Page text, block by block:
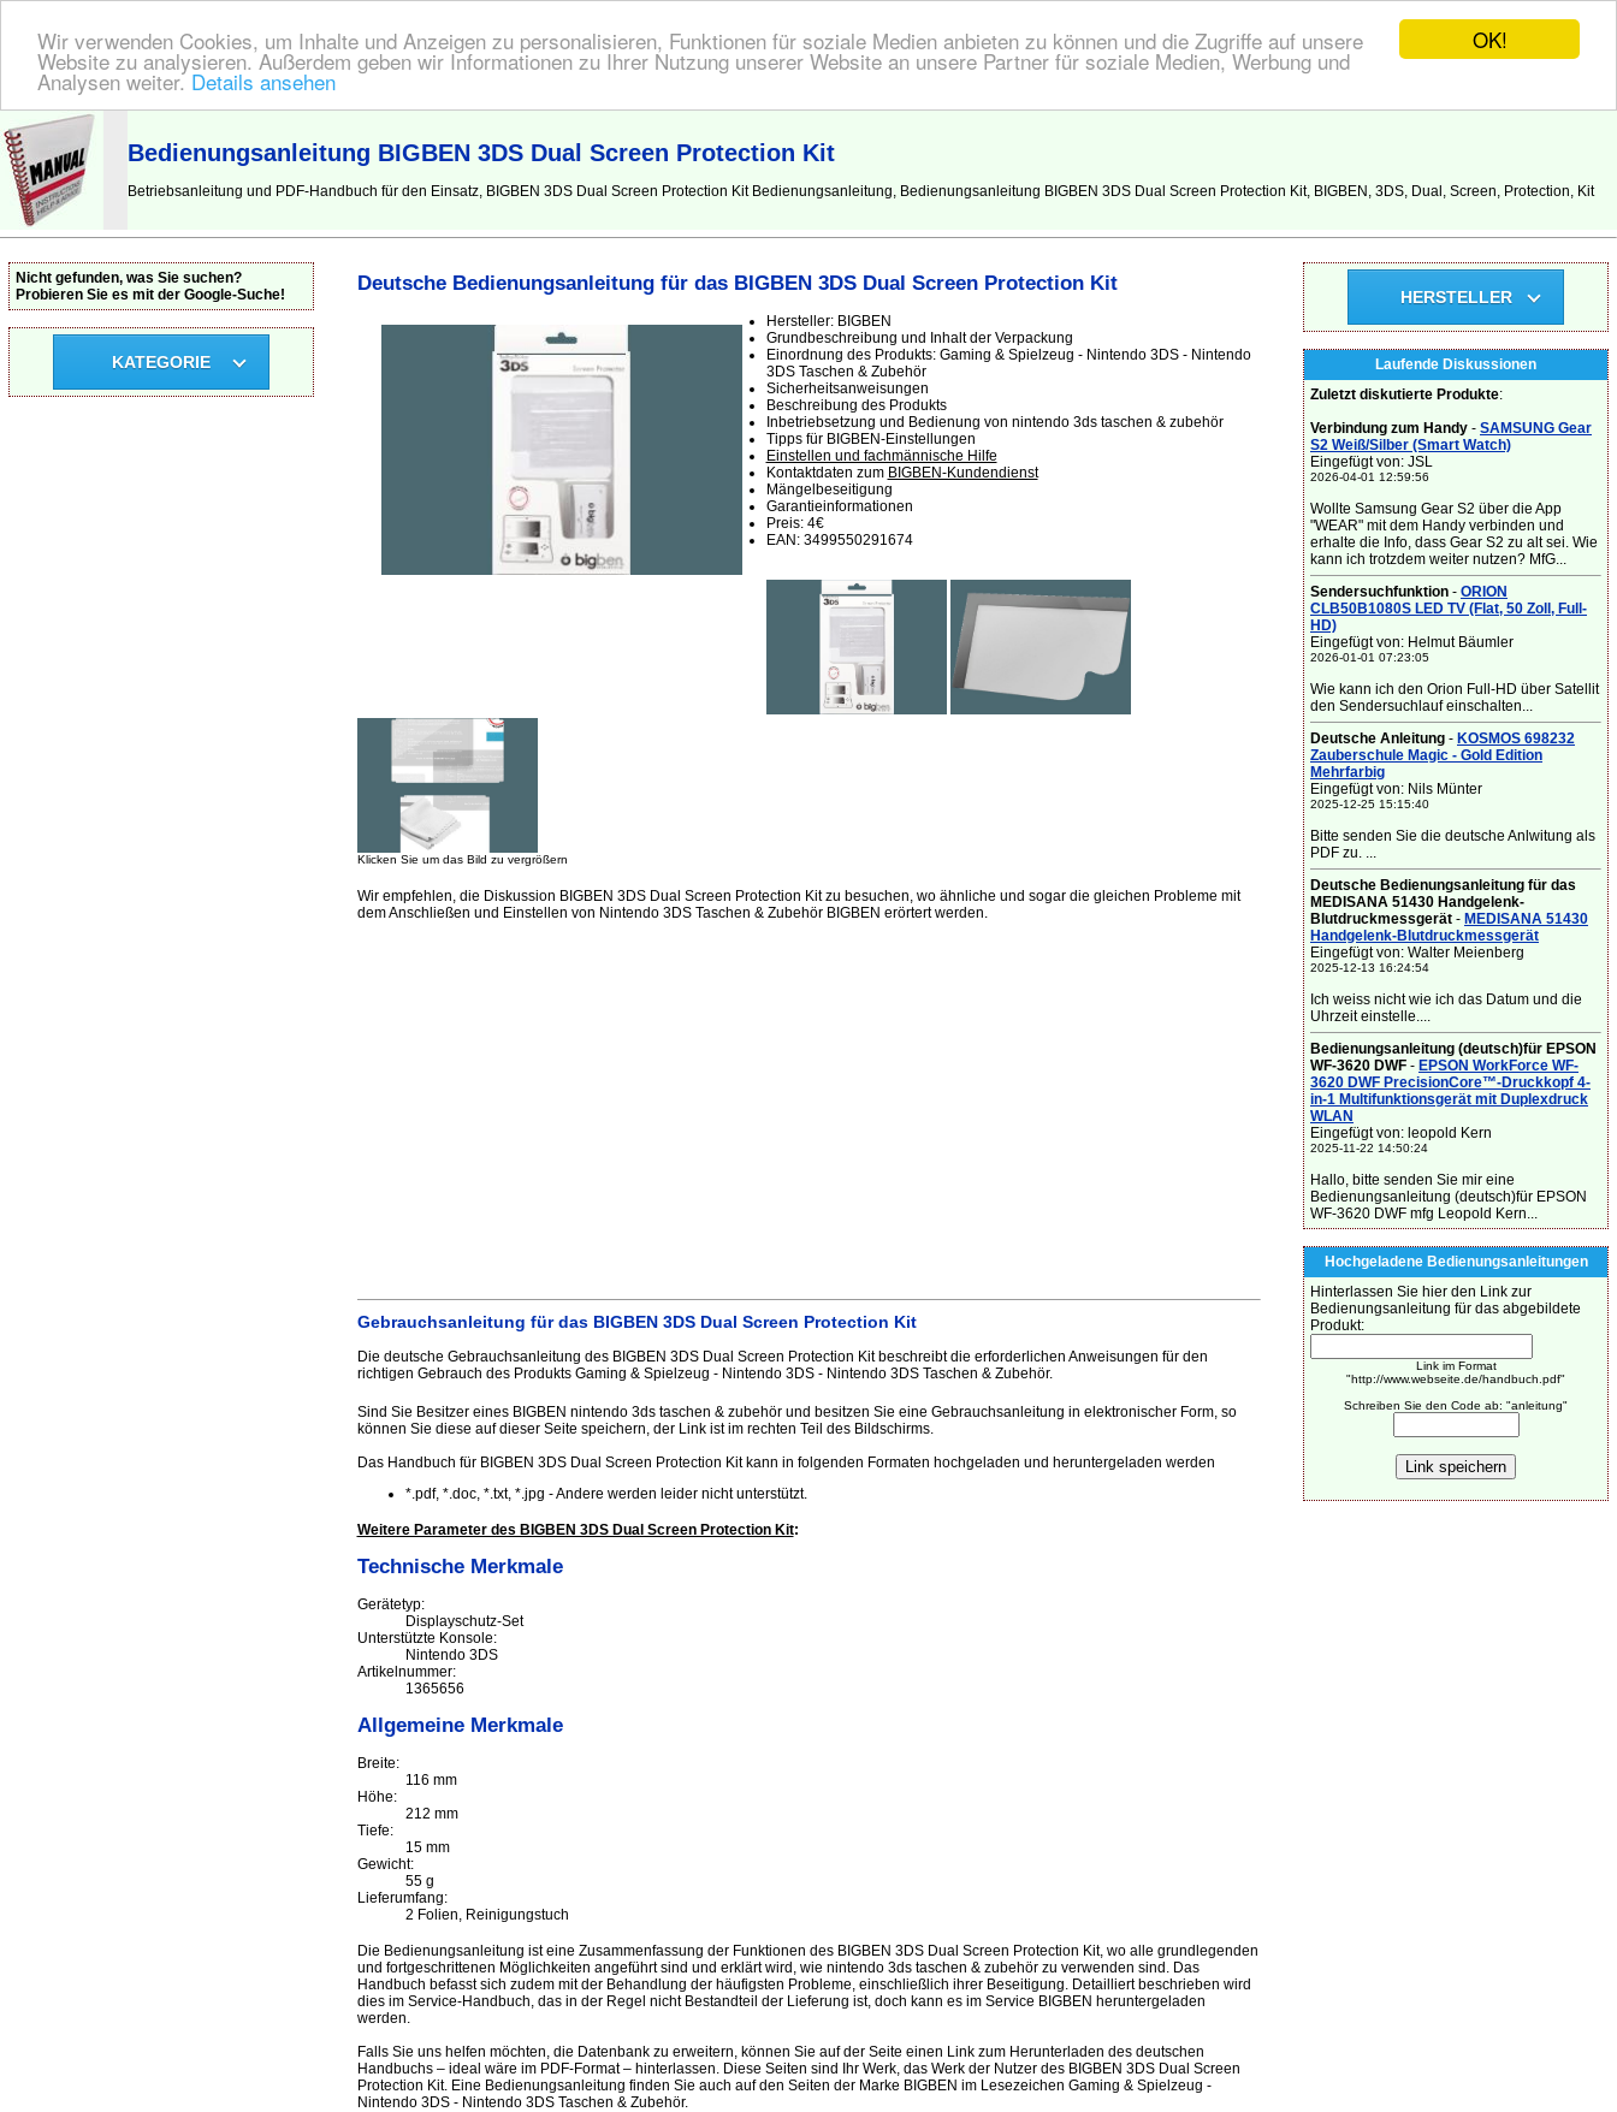
OK!
Wir verwenden Cookies, um Inhalte und Anzeigen zu personalisieren, Funktionen für soziale Medien anbieten zu können und die Zugriffe auf unsere
Website zu analysieren. Außerdem geben wir Informationen zu Ihrer Nutzung unserer Website an unsere Partner für soziale Medien, Werbung und
Analysen weiter. Details ansehen
BEDIENUNGSANLEITUNG | Hier finden Sie die deutsche Anleitung!
Bedienungsanleitung BIGBEN 3DS Dual Screen Protection Kit
Betriebsanleitung und PDF-Handbuch für den Einsatz, BIGBEN 3DS Dual Screen Protection Kit Bedienungsanleitung, Bedienungsanleitung BIGBEN 3DS Dual Screen Protection Kit, BIGBEN, 3DS, Dual, Screen, Protection, Kit
Deutsche Bedienungsanleitung für das BIGBEN 3DS Dual Screen Protection Kit
Hersteller: BIGBEN
Grundbeschreibung und Inhalt der Verpackung
Einordnung des Produkts: Gaming & Spielzeug - Nintendo 3DS - Nintendo
3DS Taschen & Zubehör
Sicherheitsanweisungen
Beschreibung des Produkts
Inbetriebsetzung und Bedienung von nintendo 3ds taschen & zubehör
Tipps für BIGBEN-Einstellungen
Einstellen und fachmännische Hilfe
Kontaktdaten zum BIGBEN-Kundendienst
Mängelbeseitigung
Garantieinformationen
Preis: 4€
EAN: 3499550291674
Klicken Sie um das Bild zu vergrößern
Wir empfehlen, die Diskussion BIGBEN 3DS Dual Screen Protection Kit zu besuchen, wo ähnliche und sogar die gleichen Probleme mit
dem Anschließen und Einstellen von Nintendo 3DS Taschen & Zubehör BIGBEN erörtert werden.
Gebrauchsanleitung für das BIGBEN 3DS Dual Screen Protection Kit
Die deutsche Gebrauchsanleitung des BIGBEN 3DS Dual Screen Protection Kit beschreibt die erforderlichen Anweisungen für den
richtigen Gebrauch des Produkts Gaming & Spielzeug - Nintendo 3DS - Nintendo 3DS Taschen & Zubehör.
Sind Sie Besitzer eines BIGBEN nintendo 3ds taschen & zubehör und besitzen Sie eine Gebrauchsanleitung in elektronischer Form, so
können Sie diese auf dieser Seite speichern, der Link ist im rechten Teil des Bildschirms.
Das Handbuch für BIGBEN 3DS Dual Screen Protection Kit kann in folgenden Formaten hochgeladen und heruntergeladen werden
*.pdf, *.doc, *.txt, *.jpg - Andere werden leider nicht unterstützt.
Weitere Parameter des BIGBEN 3DS Dual Screen Protection Kit:
Technische Merkmale
Gerätetyp:
Displayschutz-Set
Unterstützte Konsole:
Nintendo 3DS
Artikelnummer:
1365656
Allgemeine Merkmale
Breite:
116 mm
Höhe:
212 mm
Tiefe:
15 mm
Gewicht:
55 g
Lieferumfang:
2 Folien, Reinigungstuch
Die Bedienungsanleitung ist eine Zusammenfassung der Funktionen des BIGBEN 3DS Dual Screen Protection Kit, wo alle grundlegenden
und fortgeschrittenen Möglichkeiten angeführt sind und erklärt wird, wie nintendo 3ds taschen & zubehör zu verwenden sind. Das
Handbuch befasst sich zudem mit der Behandlung der häufigsten Probleme, einschließlich ihrer Beseitigung. Detailliert beschrieben wird
dies im Service-Handbuch, das in der Regel nicht Bestandteil der Lieferung ist, doch kann es im Service BIGBEN heruntergeladen
werden.
Falls Sie uns helfen möchten, die Datenbank zu erweitern, können Sie auf der Seite einen Link zum Herunterladen des deutschen
Handbuchs – ideal wäre im PDF-Format – hinterlassen. Diese Seiten sind Ihr Werk, das Werk der Nutzer des BIGBEN 3DS Dual Screen
Protection Kit. Eine Bedienungsanleitung finden Sie auch auf den Seiten der Marke BIGBEN im Lesezeichen Gaming & Spielzeug -
Nintendo 3DS - Nintendo 3DS Taschen & Zubehör.
Nicht gefunden, was Sie suchen?
Probieren Sie es mit der Google-Suche!
KATEGORIE
HERSTELLER
Laufende Diskussionen
Zuletzt diskutierte Produkte:
Verbindung zum Handy - SAMSUNG Gear
S2 Weiß/Silber (Smart Watch)
Eingefügt von: JSL
2026-04-01 12:59:56
Wollte Samsung Gear S2 über die App
"WEAR" mit dem Handy verbinden und
erhalte die Info, dass Gear S2 zu alt sei. Wie
kann ich trotzdem weiter nutzen? MfG...
Sendersuchfunktion - ORION
CLB50B1080S LED TV (Flat, 50 Zoll, Full-
HD)
Eingefügt von: Helmut Bäumler
2026-01-01 07:23:05
Wie kann ich den Orion Full-HD über Satellit
den Sendersuchlauf einschalten...
Deutsche Anleitung - KOSMOS 698232
Zauberschule Magic - Gold Edition
Mehrfarbig
Eingefügt von: Nils Münter
2025-12-25 15:15:40
Bitte senden Sie die deutsche Anlwitung als
PDF zu. ...
Deutsche Bedienungsanleitung für das
MEDISANA 51430 Handgelenk-
Blutdruckmessgerät - MEDISANA 51430
Handgelenk-Blutdruckmessgerät
Eingefügt von: Walter Meienberg
2025-12-13 16:24:54
Ich weiss nicht wie ich das Datum und die
Uhrzeit einstelle....
Bedienungsanleitung (deutsch)für EPSON
WF-3620 DWF - EPSON WorkForce WF-
3620 DWF PrecisionCore™-Druckkopf 4-
in-1 Multifunktionsgerät mit Duplexdruck
WLAN
Eingefügt von: leopold Kern
2025-11-22 14:50:24
Hallo, bitte senden Sie mir eine
Bedienungsanleitung (deutsch)für EPSON
WF-3620 DWF mfg Leopold Kern...
Hochgeladene Bedienungsanleitungen
Hinterlassen Sie hier den Link zur
Bedienungsanleitung für das abgebildete
Produkt:
Link im Format
"http://www.webseite.de/handbuch.pdf"
Schreiben Sie den Code ab: "anleitung"